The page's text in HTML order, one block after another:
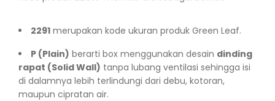
2291 merupakan kode ukuran produk Green Leaf.
P (Plain) berarti box menggunakan desain dinding
rapat (Solid Wall) tanpa lubang ventilasi sehingga isi
di dalamnya lebih terlindungi dari debu, kotoran,
maupun cipratan air.